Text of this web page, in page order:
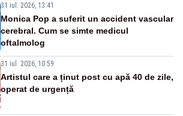
31 iul. 2026, 13:41
Monica Pop a suferit un accident vascular
cerebral. Cum se simte medicul
oftalmolog
31 iul. 2026, 10:59
Artistul care a ținut post cu apă 40 de zile,
operat de urgență